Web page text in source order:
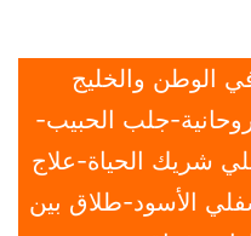
الوطن والخليج
جلب الحبيب-
شريك الحياة-علاج
الأسود-طلاق بين